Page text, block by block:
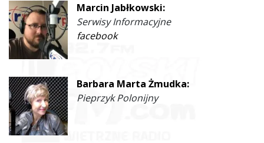
Marcin Jabłkowski:
Serwisy Informacyjne
facebook
Barbara Marta Żmudka:
Pieprzyk Polonijny